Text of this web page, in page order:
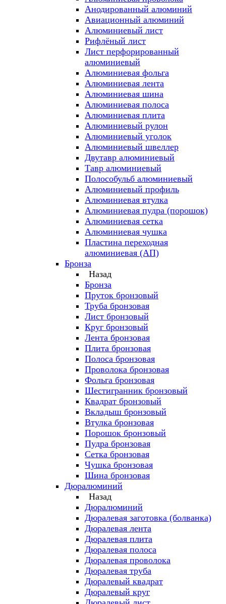
Анодированный алюминий
Авиационный алюминий
Алюминиевый лист
Рифлёный лист
Лист перфорированный
алюминиевый
Алюминиевая фольга
Алюминиевая лента
Алюминиевая шина
Алюминиевая полоса
Алюминиевая плита
Алюминиевый рулон
Алюминиевый уголок
Алюминиевый швеллер
Двутавр алюминиевый
Тавр алюминиевый
Полособульб алюминиевый
Алюминиевый профиль
Алюминиевая втулка
Алюминиевая пудра (порошок)
Алюминиевая сетка
Алюминиевая чушка
Пластина переходная
алюминиевая (АП)
Бронза
Назад
Бронза
Пруток бронзовый
Труба бронзовая
Лист бронзовый
Круг бронзовый
Лента бронзовая
Плита бронзовая
Полоса бронзовая
Проволока бронзовая
Фольга бронзовая
Шестигранник бронзовый
Квадрат бронзовый
Вкладыш бронзовый
Втулка бронзовая
Порошок бронзовый
Пудра бронзовая
Сетка бронзовая
Чушка бронзовая
Шина бронзовая
Дюралюминий
Назад
Дюралюминий
Дюралевая заготовка (болванка)
Дюралевая лента
Дюралевая плита
Дюралевая полоса
Дюралевая проволока
Дюралевая труба
Дюралевый квадрат
Дюралевый круг